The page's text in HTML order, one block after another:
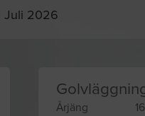
Juli 2026
Årjäng